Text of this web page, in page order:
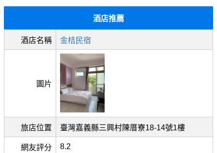
酒店推薦
酒店名稱 金桔民宿
圖片
旅店位置 臺灣嘉義縣三興村陳厝寮18-14號1樓
網友評分 8.2